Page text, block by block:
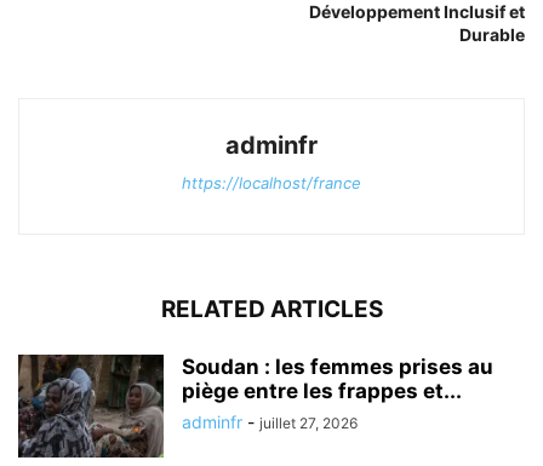
Développement Inclusif et
Durable
adminfr
https://localhost/france
RELATED ARTICLES
Soudan : les femmes prises au
piège entre les frappes et...
adminfr - juillet 27, 2026